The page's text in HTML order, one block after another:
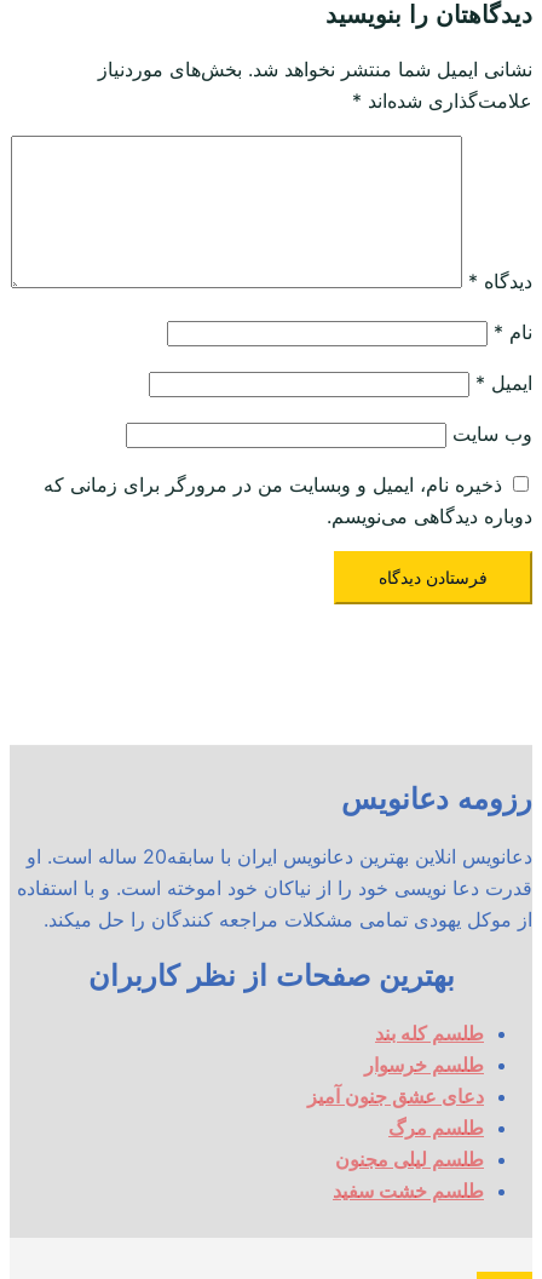
دیدگاهتان را بنویسید
نشانی ایمیل شما منتشر نخواهد شد. بخش‌های موردنیاز
علامت‌گذاری شده‌اند *
دیدگاه *
نام *
ایمیل *
وب‌ سایت
ذخیره نام، ایمیل و وبسایت من در مرورگر برای زمانی که
دوباره دیدگاهی می‌نویسم.
رزومه دعانویس
دعانویس انلاین بهترین دعانویس ایران با سابقه20 ساله است. او
قدرت دعا نویسی خود را از نیاکان خود اموخته است. و با استفاده
از موکل یهودی تمامی مشکلات مراجعه کنندگان را حل میکند.
بهترین صفحات از نظر کاربران
طلسم کله بند
طلسم خرسوار
دعای عشق جنون آمیز
طلسم مرگ
طلسم لیلی مجنون
طلسم خشت سفید